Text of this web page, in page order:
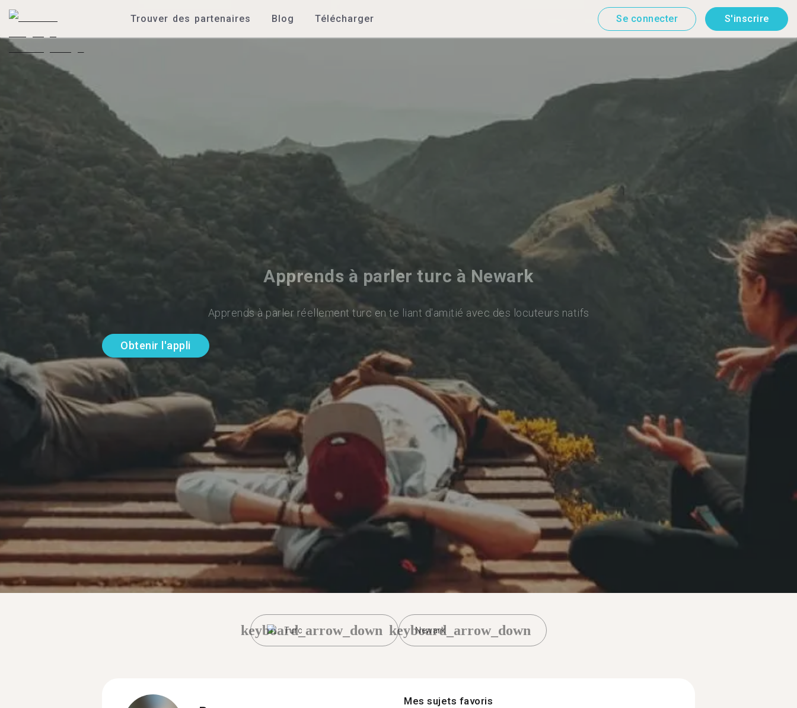
Trouver des partenaires Blog Télécharger Se connecter S'inscrire
Apprends à parler turc à Newark
Apprends à parler réellement turc en te liant d'amitié avec des locuteurs natifs
Obtenir l'appli
Turc
keyboard_arrow_down Newark
keyboard_arrow_down
Mes sujets favoris